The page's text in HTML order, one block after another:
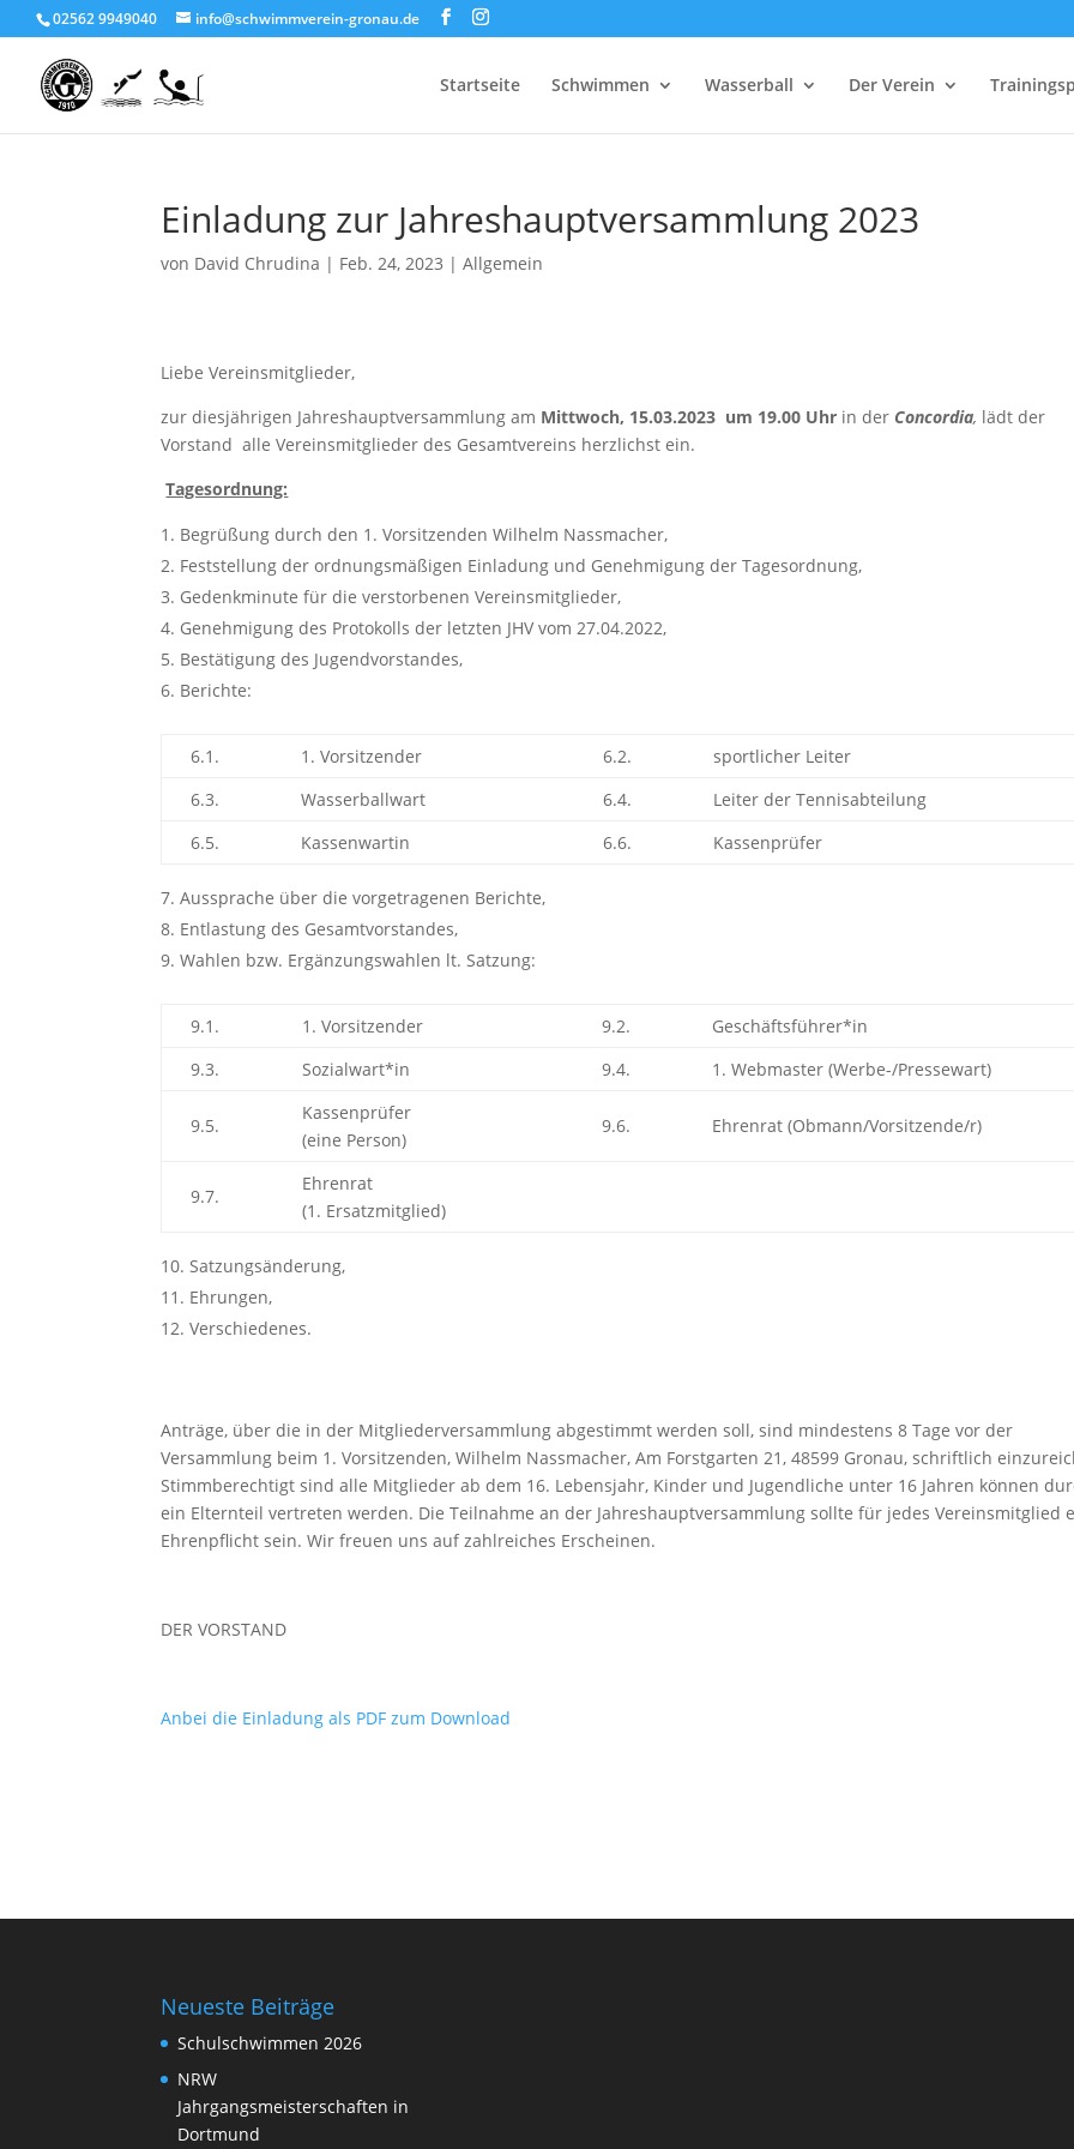
02562 9949040 info@schwimmverein-gronau.de
Startseite Schwimmen Wasserball Der Verein
Einladung zur Jahreshauptversammlung 2023
von David Chrudina | Feb. 24, 2023 |Allgemein
Liebe Vereinsmitglieder,
zur diesjährigen Jahreshauptversammlung am Mittwoch, 15.03.2023 um 19.00 Uhr in der Concordia, lädt der
Vorstand alle Vereinsmitglieder des Gesamtvereins herzlichst ein.
Tagesordnung:
Begrüßung durch den 1. Vorsitzenden Wilhelm Nassmacher,
Feststellung der ordnungsmäßigen Einladung und Genehmigung der Tagesordnung,
Gedenkminute für die verstorbenen Vereinsmitglieder,
Genehmigung des Protokolls der letzten JHV vom 27.04.2022,
Bestätigung des Jugendvorstandes,
Berichte:
6.1. 1. Vorsitzender 6.2.
sportlicher Leiter
6.3.
Wasserballwart 6.4.
Leiter der Tennisabteilung
6.5.
Kassenwartin 6.6. Kassenprüfer
Aussprache über die vorgetragenen Berichte,
Entlastung des Gesamtvorstandes,
Wahlen bzw. Ergänzungswahlen lt. Satzung:
9.1. 1. Vorsitzender 9.2.
Geschäftsführer*in
9.3.
Sozialwart*in 9.4. 1. Webmaster (Werbe-/Pressewart)
9.5.
Kassenprüfer
(eine Person)
9.6. Ehrenrat (Obmann/Vorsitzende/r)
9.7.
Ehrenrat
(1. Ersatzmitglied)
Satzungsänderung,
Ehrungen,
Verschiedenes.
Anträge, über die in der Mitgliederversammlung abgestimmt werden soll, sind mindestens 8 Tage vor der
Versammlung beim 1. Vorsitzenden, Wilhelm Nassmacher, Am Forstgarten 21, 48599 Gronau, schriftlich
Stimmberechtigt sind alle Mitglieder ab dem 16. Lebensjahr, Kinder und Jugendliche unter 16 Jahren können
ein Elternteil vertreten werden. Die Teilnahme an der Jahreshauptversammlung sollte für jedes Vereinsmitglied
Ehrenpflicht sein. Wir freuen uns auf zahlreiches Erscheinen.
DER VORSTAND
Anbei die Einladung als PDF zum Download
Neueste Beiträge
Schulschwimmen 2026
NRW
Jahrgangsmeisterschaften in
Dortmund